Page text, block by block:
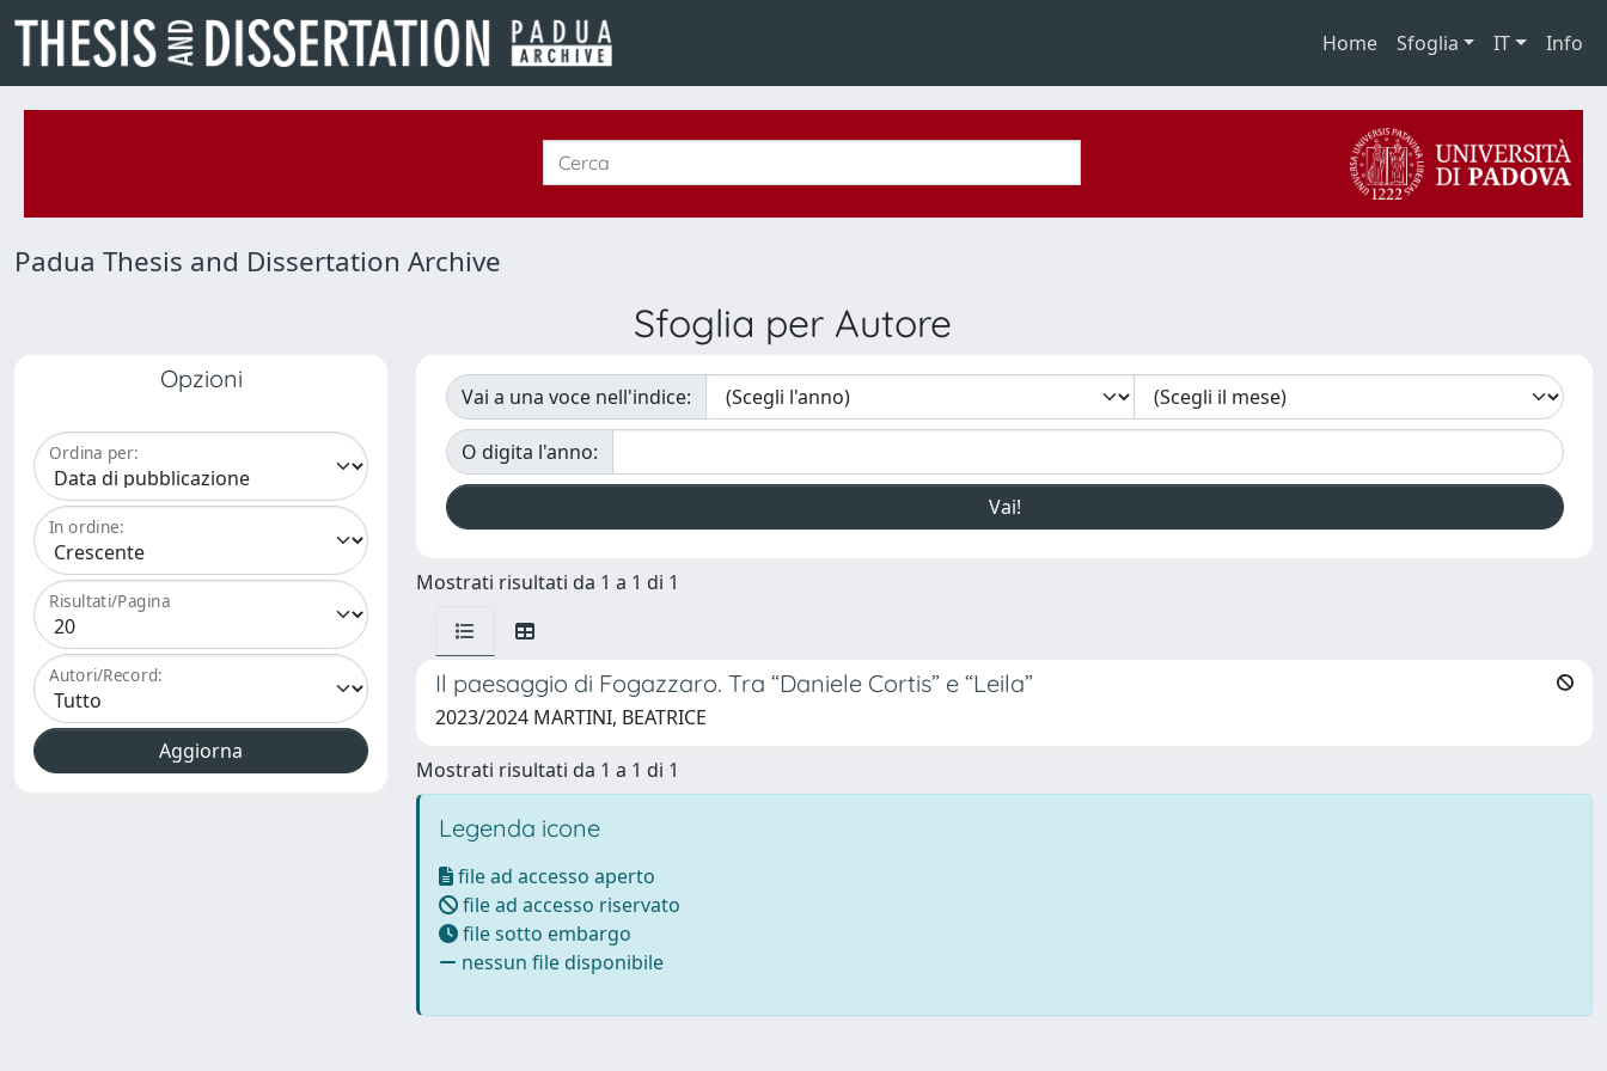
Home Sfoglia IT Info
Padua Thesis and Dissertation Archive
Sfoglia per Autore
Opzioni
Ordina per:
In ordine:
Risultati/Pagina
Autori/Record:
Vai a una voce nell'indice:
O digita l'anno:
Mostrati risultati da 1 a 1 di 1
Il paesaggio di Fogazzaro. Tra “Daniele Cortis” e “Leila”
2023/2024 MARTINI, BEATRICE
Mostrati risultati da 1 a 1 di 1
Legenda icone
file ad accesso aperto
file ad accesso riservato
file sotto embargo
nessun file disponibile